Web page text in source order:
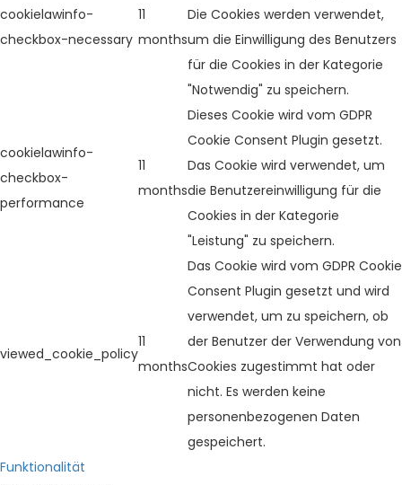
cookielawinfo-
checkbox-necessary
11
months
Die Cookies werden verwendet,
um die Einwilligung des Benutzers
für die Cookies in der Kategorie
"Notwendig" zu speichern.
cookielawinfo-
checkbox-
performance
11
months
Dieses Cookie wird vom GDPR
Cookie Consent Plugin gesetzt.
Das Cookie wird verwendet, um
die Benutzereinwilligung für die
Cookies in der Kategorie
"Leistung" zu speichern.
viewed_cookie_policy
11
months
Das Cookie wird vom GDPR Cookie
Consent Plugin gesetzt und wird
verwendet, um zu speichern, ob
der Benutzer der Verwendung von
Cookies zugestimmt hat oder
nicht. Es werden keine
personenbezogenen Daten
gespeichert.
Funktionalität